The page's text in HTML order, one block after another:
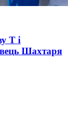
Т і
Шахтаря